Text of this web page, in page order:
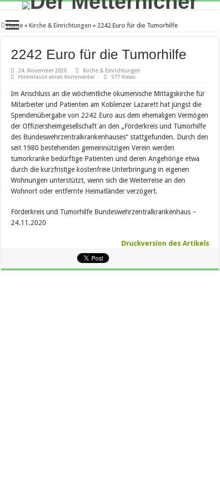
Home » Kirche & Einrichtungen » 2242 Euro für die Tumorhilfe
2242 Euro für die Tumorhilfe
24. November 2020
Kirche & Einrichtungen
Hinterlasse einen Kommentar
577 Views
Im Anschluss an die wöchentliche ökumenische Mittagskirche für
Mitarbeiter und Patienten am Koblenzer Lazarett hat jüngst die
Spendenübergabe von 2242 Euro aus dem ehemaligen Vermögen
der Offiziersheimgesellschaft an den „Förderkreis und Tumorhilfe
des Bundeswehrzentralkrankenhauses“ stattgefunden. Durch den
seit 1980 bestehenden gemeinnützigen Verein werden
tumorkranke bedürftige Patienten und deren Angehörige etwa
durch die kurzfristige kostenfreie Unterbringung in eigenen
Wohnungen unterstützt, wenn sich die Weiterreise an den
Wohnort oder entfernte Heimatländer verzögert.
Förderkreis und Tumorhilfe Bundeswehrzentralkrankenhaus –
24.11.2020
Druckversion des Artikels